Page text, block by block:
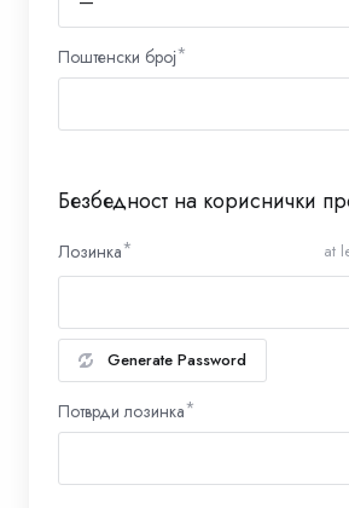
Поштенски број
Безбедност на кориснички
Лозинка at
Generate Password
Потврди лозинка